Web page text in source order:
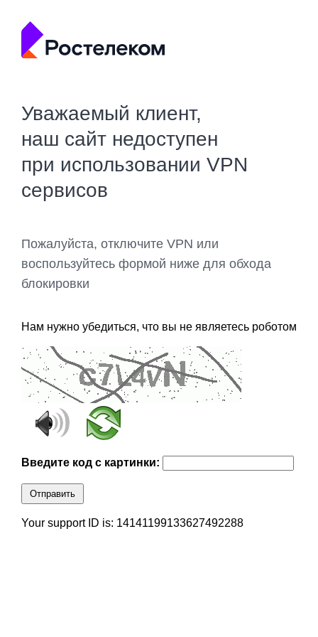
Уважаемый клиент,
наш сайт недоступен
при использовании VPN
сервисов
Пожалуйста, отключите VPN или
воспользуйтесь формой ниже для обхода
блокировки
Нам нужно убедиться, что вы не являетесь роботом
Введите код с картинки:
Отправить
Your support ID is: 14141199133627492288